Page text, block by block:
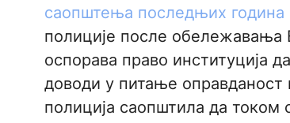
саопштења последњих година
полиције после обележавања
оспорава право институција
доводи у питање
полиција саопштила да током